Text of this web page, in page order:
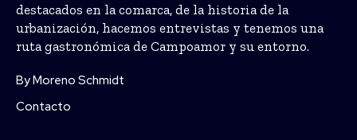
destacados en la comarca, de la historia de la
urbanización, hacemos entrevistas y tenemos una
ruta gastronómica de Campoamor y su entorno.
By Moreno Schmidt
Contacto